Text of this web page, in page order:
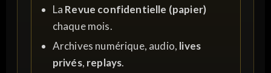
La Revue confidentielle (papier)
chaque mois.
Archives numérique, audio, lives
privés, replays.